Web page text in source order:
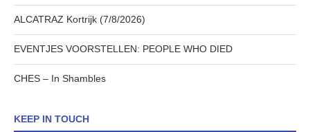
ALCATRAZ Kortrijk (7/8/2026)
EVENTJES VOORSTELLEN: PEOPLE WHO DIED
CHES – In Shambles
KEEP IN TOUCH